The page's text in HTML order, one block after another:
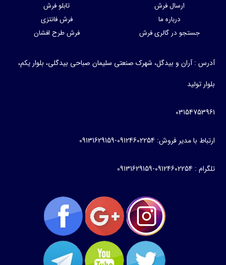
ارسال فرش
درباره ما
جستجو در گالری فرش
تابلو فرش
فرش فانتزی
فرش طرح افشان
آدرس : آران و بیدگل، شهرک صنعتی سلیمان صباحی بیدگلی، بلوار یکم،
بلوار تولید
03154753961
ارتباط با مدیر فروش: 09124602254-09131629159
تلگرام : 09124602254-09131629159